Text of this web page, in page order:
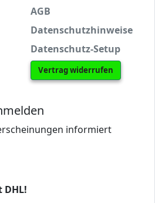
AGB
Datenschutzhinweise
Datenschutz-Setup
Vertrag widerrufen
informiert
DHL!